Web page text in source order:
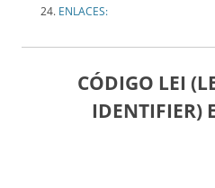
ENLACES:
CÓDIGO LEI
IDENTIFIER)